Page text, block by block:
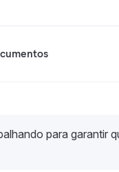
para garantir